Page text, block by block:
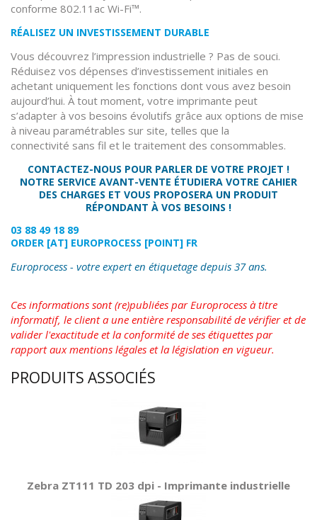
conforme 802.11ac Wi-Fi™.
RÉALISEZ UN INVESTISSEMENT DURABLE
Vous découvrez l’impression industrielle ? Pas de souci.
Réduisez vos dépenses d’investissement initiales en
achetant uniquement les fonctions dont vous avez besoin
aujourd’hui. À tout moment, votre imprimante peut
s’adapter à vos besoins évolutifs grâce aux options de mise
à niveau paramétrables sur site, telles que la
connectivité sans fil et le traitement des consommables.
CONTACTEZ-NOUS POUR PARLER DE VOTRE PROJET !
NOTRE SERVICE AVANT-VENTE ÉTUDIERA VOTRE CAHIER
DES CHARGES ET VOUS PROPOSERA UN PRODUIT
RÉPONDANT À VOS BESOINS !
03 88 49 18 89
ORDER [AT] EUROPROCESS [POINT] FR
Europrocess - votre expert en étiquetage depuis 37 ans.
Ces informations sont (re)publiées par Europrocess à titre
informatif, le client a une entière responsabilité de vérifier et de
valider l'exactitude et la conformité de ses étiquettes par
rapport aux mentions légales et la législation en vigueur.
PRODUITS ASSOCIÉS
Zebra ZT111 TD 203 dpi - Imprimante industrielle